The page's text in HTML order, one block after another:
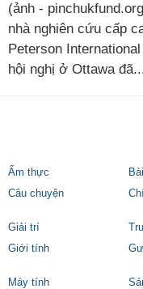
(ảnh -
nhà nghiên cứu cấp
Peterson
hội nghị ở Ottawa
Ẩm thực
Câu chuyện
Giải trí
Giới tính
Máy tính